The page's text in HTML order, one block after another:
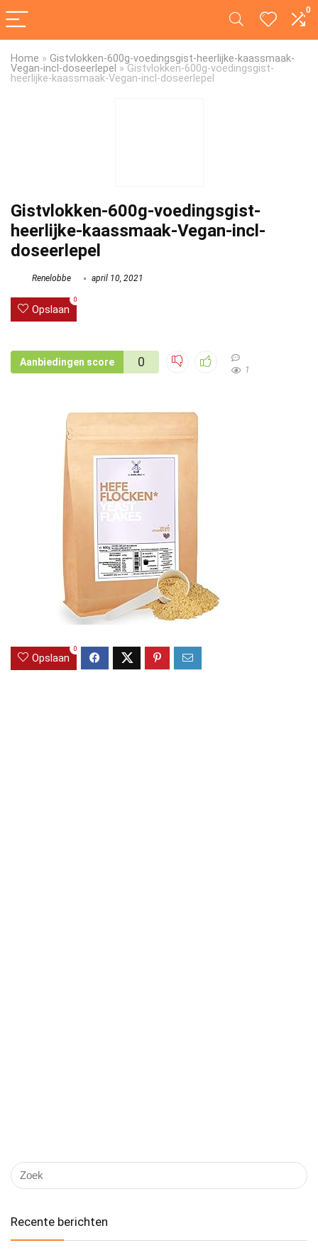
0
Home » Gistvlokken-600g-voedingsgist-heerlijke-kaassmaak-
Vegan-incl-doseerlepel » Gistvlokken-600g-voedingsgist-
heerlijke-kaassmaak-Vegan-incl-doseerlepel
Gistvlokken-600g-voedingsgist-
heerlijke-kaassmaak-Vegan-incl-
doseerlepel
Renelobbe april 10, 2021
Opslaan
0
Aanbiedingen score 0
1
Opslaan
0
Recente berichten